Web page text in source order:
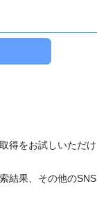
得をお試しいただけ
結果、その他のSNS